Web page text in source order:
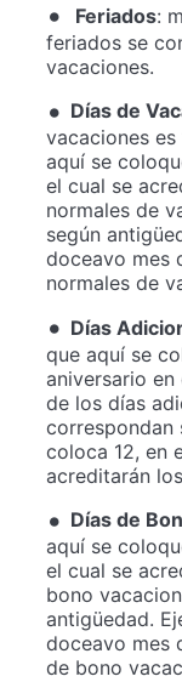
Feriados:
feriados se
vacaciones.
Días de
vacaciones es
aquí se
el cual se
normales de
según
doceavo mes
normales de
Días
que aquí se
aniversario
de los días
correspondan
coloca 12, en
acreditarán
Días de
aquí se
el cual se
bono
antigüedad.
doceavo mes
de bono